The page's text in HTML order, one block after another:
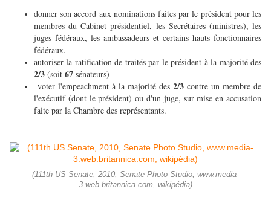
donner son accord aux nominations faites par le président pour les
membres du Cabinet présidentiel, les Secrétaires (ministres), les
juges fédéraux, les ambassadeurs et certains hauts fonctionnaires
fédéraux.
autoriser la ratification de traités par le président à la majorité des
2/3 (soit 67 sénateurs)
voter l'empeachment à la majorité des 2/3 contre un membre de
l'exécutif (dont le président) ou d'un juge, sur mise en accusation
faite par la Chambre des représentants.
(111th US Senate, 2010, Senate Photo Studio, www.media-
3.web.britannica.com, wikipédia)